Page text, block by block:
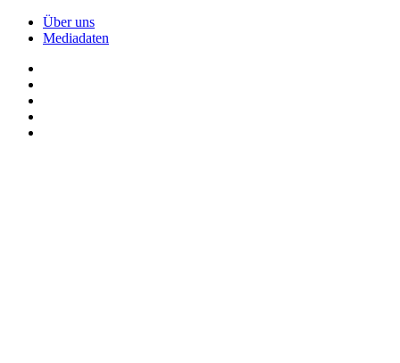
Über uns
Mediadaten